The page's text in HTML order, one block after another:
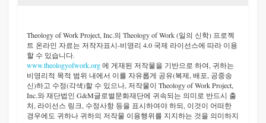
Theology of Work Project, Inc.의 Theology of Work (일의 신학) 프로젝
트 온라인 자료는 저작자표시-비영리 4.0 국제 라이선스에 따라 이용
할 수 있습니다.
www.theologyofwork.org에 게재된 저작물을 기반으로 하여, 귀하는
비영리적 목적 범위 내에서 이를 자유롭게 공유(복제, 배포, 공중송
신)하고 수정(각색)할 수 있으나, 저작물이 Theology of Work Project,
Inc.와 재단법인 G&M글로벌문화재단에 귀속되는 의미로 반드시 출
처, 라이선스 링크, 수정사항 등을 표시하여야 하되, 이것이 어떠한
경우에도 귀하나 귀하의 저작물 이용행위를 지지하는 것을 의미하지